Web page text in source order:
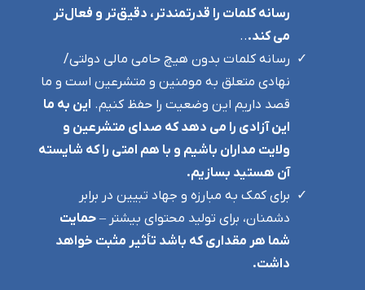
رسانه کلمات را قدرتمندتر، دقیق‌تر و فعال‌تر
می کند...
رسانه کلمات بدون هیچ حامی مالی دولتی/
نهادی متعلق به مومنین و متشرعین است و ما
قصد داریم این وضعیت را حفظ کنیم. این به ما
این آزادی را می دهد که صدای متشرعین و
ولایت مداران باشیم و با هم امتی را که شایسته
آن هستید بسازیم.
برای کمک به مبارزه و جهاد تبیین در برابر
دشمنان، برای تولید محتوای بیشتر – حمایت
شما هر مقداری که باشد تأثیر مثبت خواهد
داشت.